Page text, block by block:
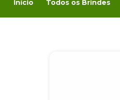
Início Todos os Brindes